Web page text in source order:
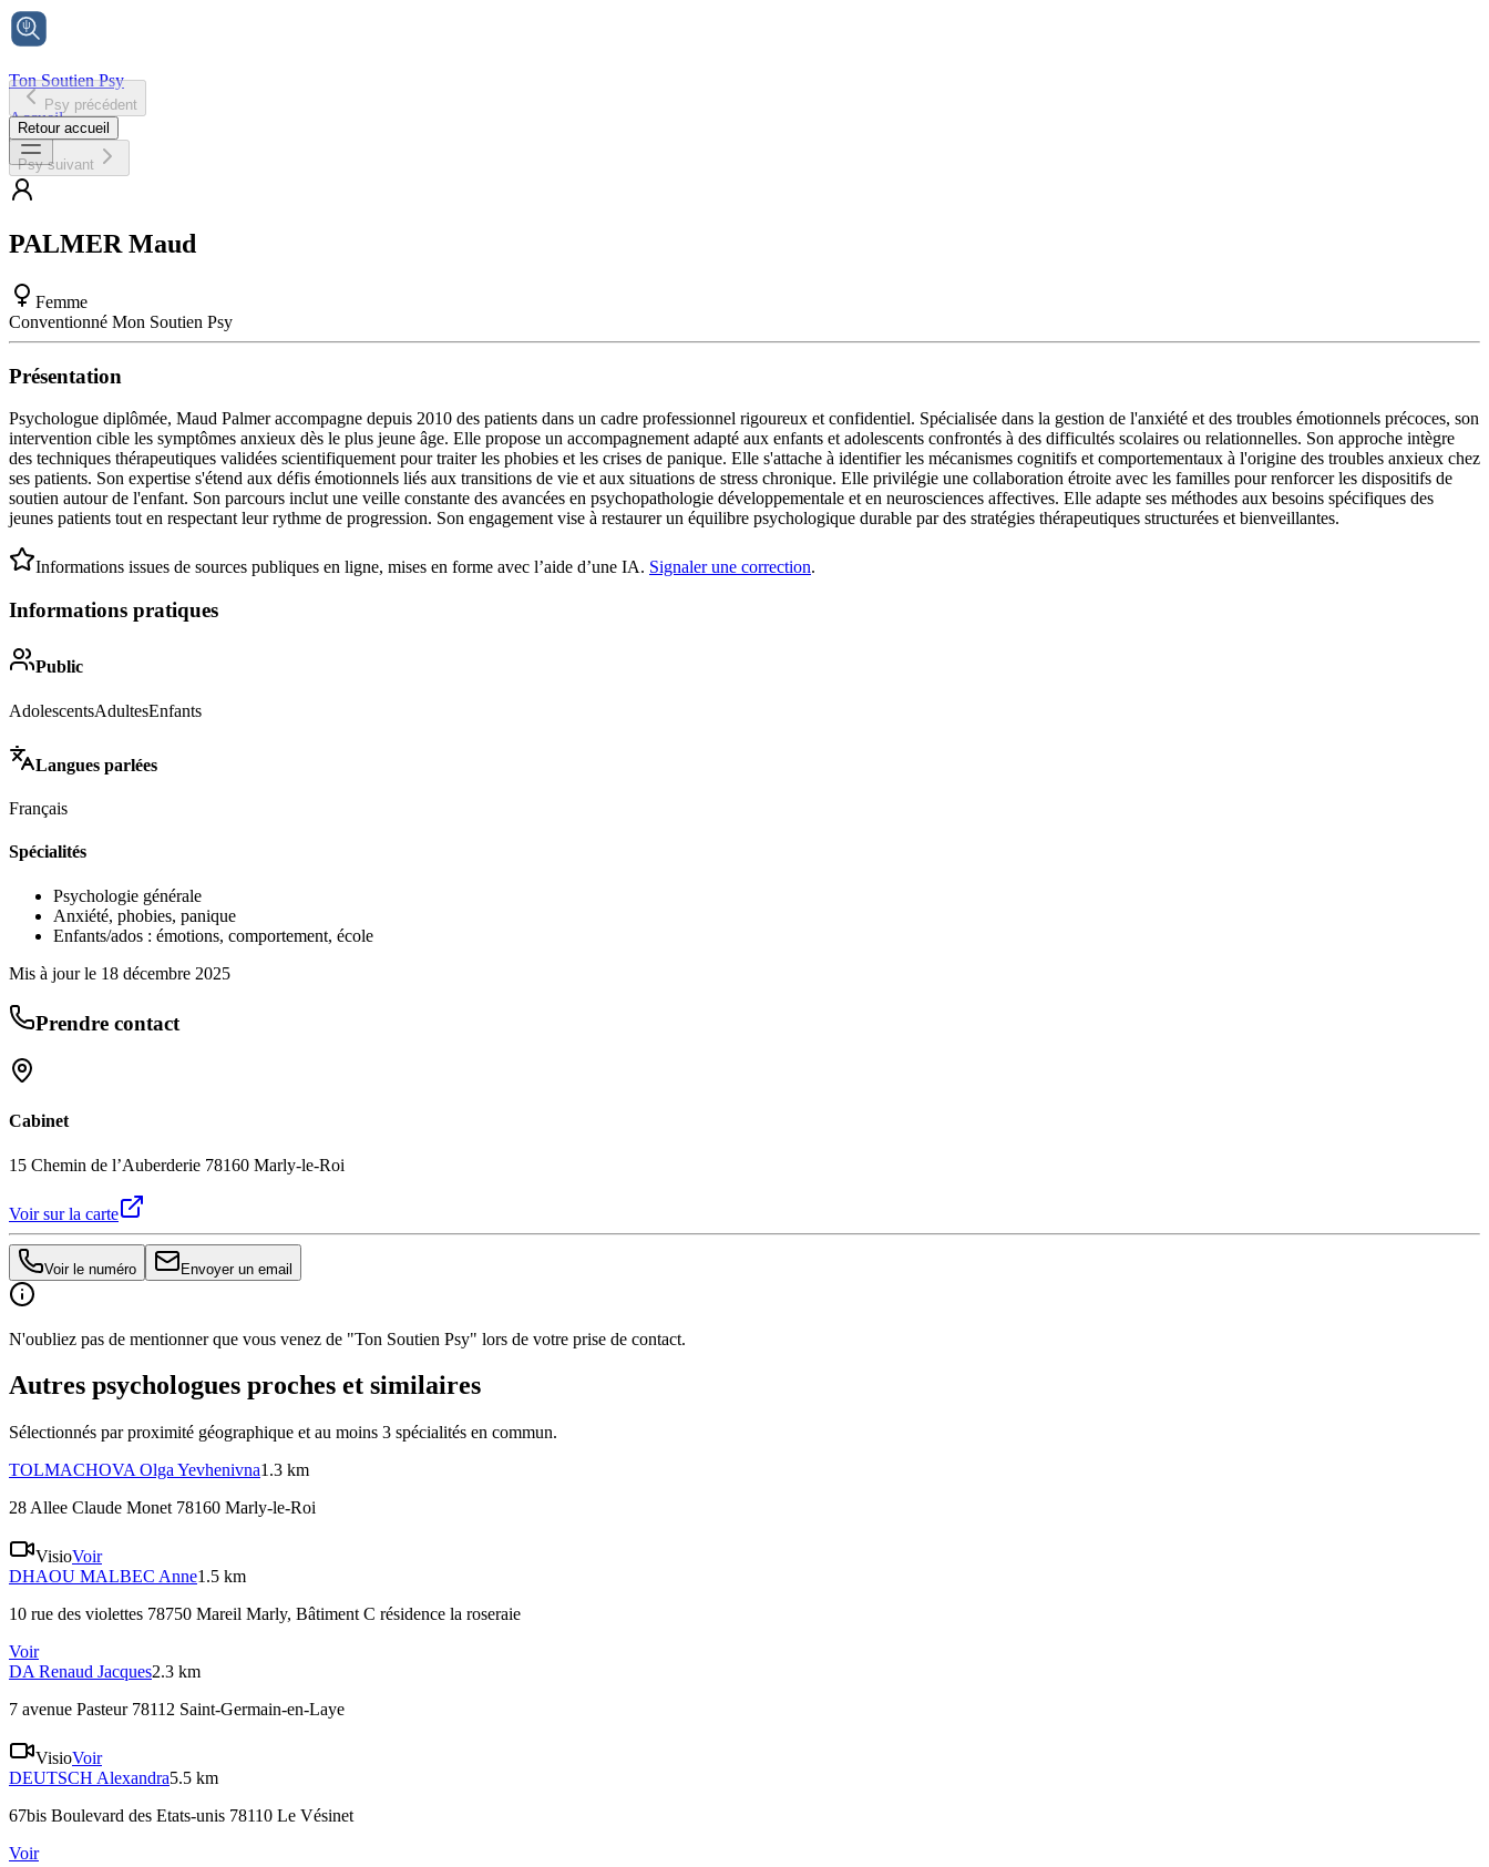
Ton Soutien Psy
Accueil
Psy précédent
Retour accueil
Psy suivant
PALMER Maud
Femme
Conventionné Mon Soutien Psy
Présentation
Psychologue diplômée, Maud Palmer accompagne depuis 2010 des patients dans un cadre professionnel rigoureux et confidentiel. Spécialisée dans la gestion de l'anxiété et des troubles émotionnels précoces, son
intervention cible les symptômes anxieux dès le plus jeune âge. Elle propose un accompagnement adapté aux enfants et adolescents confrontés à des difficultés scolaires ou relationnelles. Son approche intègre
des techniques thérapeutiques validées scientifiquement pour traiter les phobies et les crises de panique. Elle s'attache à identifier les mécanismes cognitifs et comportementaux à l'origine des troubles anxieux chez
ses patients. Son expertise s'étend aux défis émotionnels liés aux transitions de vie et aux situations de stress chronique. Elle privilégie une collaboration étroite avec les familles pour renforcer les dispositifs de
soutien autour de l'enfant. Son parcours inclut une veille constante des avancées en psychopathologie développementale et en neurosciences affectives. Elle adapte ses méthodes aux besoins spécifiques des
jeunes patients tout en respectant leur rythme de progression. Son engagement vise à restaurer un équilibre psychologique durable par des stratégies thérapeutiques structurées et bienveillantes.
Informations issues de sources publiques en ligne, mises en forme avec l’aide d’une IA. Signaler une correction.
Informations pratiques
Public
AdolescentsAdultesEnfants
Langues parlées
Français
Spécialités
Psychologie générale
Anxiété, phobies, panique
Enfants/ados : émotions, comportement, école
Mis à jour le 18 décembre 2025
Prendre contact
Cabinet
15 Chemin de l’Auberderie 78160 Marly-le-Roi
Voir sur la carte
Voir le numéro Envoyer un email
N'oubliez pas de mentionner que vous venez de "Ton Soutien Psy" lors de votre prise de contact.
Autres psychologues proches et similaires
Sélectionnés par proximité géographique et au moins 3 spécialités en commun.
TOLMACHOVA Olga Yevhenivna1.3 km
28 Allee Claude Monet 78160 Marly-le-Roi
VisioVoir
DHAOU MALBEC Anne1.5 km
10 rue des violettes 78750 Mareil Marly, Bâtiment C résidence la roseraie
Voir
DA Renaud Jacques2.3 km
7 avenue Pasteur 78112 Saint-Germain-en-Laye
VisioVoir
DEUTSCH Alexandra5.5 km
67bis Boulevard des Etats-unis 78110 Le Vésinet
Voir